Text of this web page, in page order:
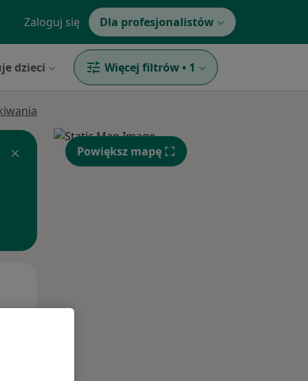
Zaloguj się Dla profesjonalistów
dzieci Więcej filtrów • 1
Powiększ mapę